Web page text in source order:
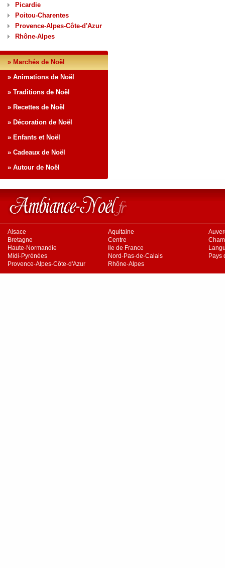
Picardie
Poitou-Charentes
Provence-Alpes-Côte-d'Azur
Rhône-Alpes
» Marchés de Noël
» Animations de Noël
» Traditions de Noël
» Recettes de Noël
» Décoration de Noël
» Enfants et Noël
» Cadeaux de Noël
» Autour de Noël
Alsace Aquitaine
Bretagne
Centre
Haute-Normandie
Ile de France
Midi-Pyrénées
Nord-Pas-de-Calais
Pays
Provence-Alpes-Côte-d'Azur
Rhône-Alpes